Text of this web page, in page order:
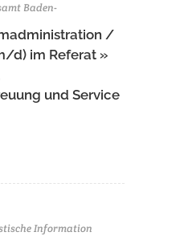
Baden-
/
d) im Referat »
und Service
Information